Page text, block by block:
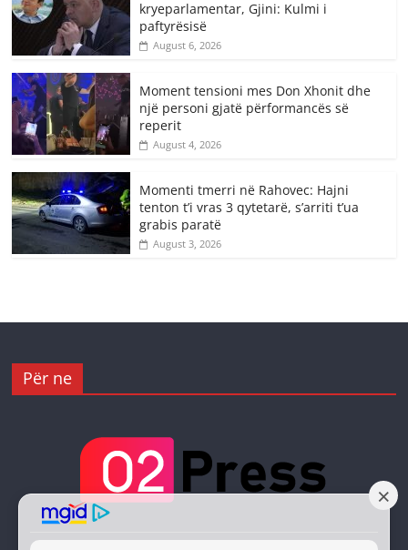
kryeparlamentar, Gjini: Kulmi i
paftyrësisë
August 6, 2026
Moment tensioni mes Don Xhonit dhe
një personi gjatë përformancës së
reperit
August 4, 2026
Momenti tmerri në Rahovec: Hajni
tenton t’i vras 3 qytetarë, s’arriti t’ua
grabis paratë
August 3, 2026
Për ne